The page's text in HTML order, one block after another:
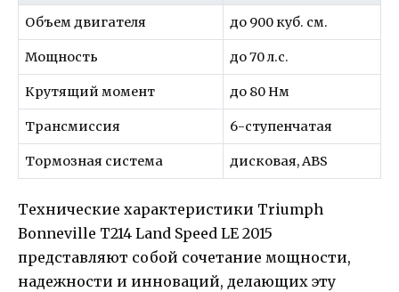
Объем двигателя до 900 куб. см.
Мощность до 70 л.с.
Крутящий момент до 80 Нм
Трансмиссия 6-ступенчатая
Тормозная система дисковая, ABS
Технические характеристики Triumph
Bonneville T214 Land Speed LE 2015
представляют собой сочетание мощности,
надежности и инноваций, делающих эту